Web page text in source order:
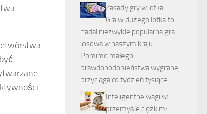
Zasady gry w lotka
Gra w dużego lotka to
nadal niezwykle popularna gra
losowa w naszym kraju.
Pomimo małego
prawdopodobieństwa wygranej
przyciąga co tydzień tysiące …
Inteligentne wagi w
przemyśle ciężkim: